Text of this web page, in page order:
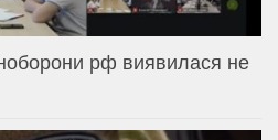
рф виявилася не